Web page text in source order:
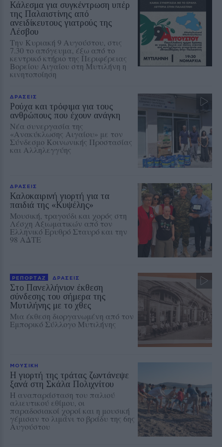
Κάλεσμα για συγκέντρωση υπέρ
της Παλαιστίνης από
ανειδίκευτους γιατρούς της
Λέσβου
Την Κυριακή 9 Αυγούστου, στις
7.30 το απόγευμα, έξω από το
κεντρικό κτήριο της Περιφέρειας
Βορείου Αιγαίου στη Μυτιλήνη η
κινητοποίηση
ΔΡΑΣΕΙΣ
Ρούχα και τρόφιμα για τους
ανθρώπους που έχουν ανάγκη
Νέα συνεργασία της
«Ανακύκλωσης Αιγαίου» με τον
Σύνδεσμο Κοινωνικής Προστασίας
και Αλληλεγγύης
ΔΡΑΣΕΙΣ
Καλοκαιρινή γιορτή για τα
παιδιά της «Κυψέλης»
Μουσική, τραγούδι και χορός στη
Λέσχη Αξιωματικών από τον
Ελληνικό Ερυθρό Σταυρό και την
98 ΑΔΤΕ
ΡΕΠΟΡΤΑΖ ΔΡΑΣΕΙΣ
Στο Πανελλήνιον έκθεση
σύνδεσης του σήμερα της
Μυτιλήνης με το χθες
Μια έκθεση διοργανωμένη από τον
Εμπορικό Σύλλογο Μυτιλήνης
ΜΟΥΣΙΚΗ
Η γιορτή της τράτας ζωντάνεψε
ξανά στη Σκάλα Πολιχνίτου
Η αναπαράσταση του παλιού
αλιευτικού εθίμου, οι
παραδοσιακοί χοροί και η μουσική
γέμισαν το λιμάνι το βράδυ της 6ης
Αυγούστου